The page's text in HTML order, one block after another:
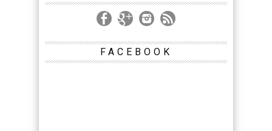
FACEBOOK